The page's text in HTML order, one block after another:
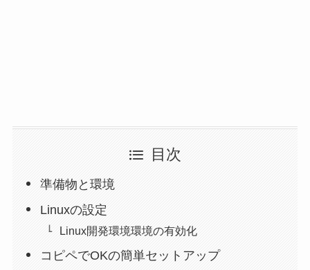
目次
準備物と環境
Linuxの設定
Linux開発環境環境の有効化
コピペでOKの簡単セットアップ